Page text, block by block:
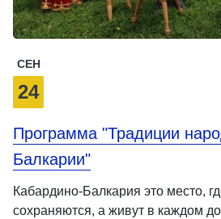
СЕН
24
Программа "Традиции
Балкарии"
Кабардино-Балкария это место,
сохраняются, а живут в каждом